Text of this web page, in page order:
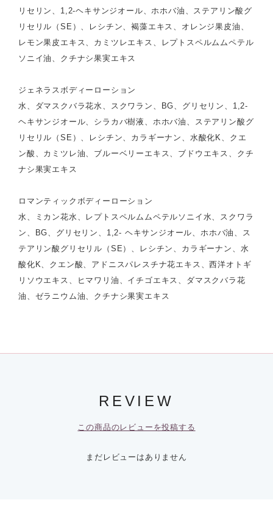
リセリン、1,2-ヘキサンジオール、ホホバ油、ステアリン酸グ
リセリル（SE）、レシチン、褐藻エキス、オレンジ果皮油、
レモン果皮エキス、カミツレエキス、レプトスペルムムペテル
ソニイ油、クチナシ果実エキス
ジェネラスボディーローション
水、ダマスクバラ花水、スクワラン、BG、グリセリン、1,2-
ヘキサンジオール、シラカバ樹液、ホホバ油、ステアリン酸グ
リセリル（SE）、レシチン、カラギーナン、水酸化K、クエ
ン酸、カミツレ油、ブルーベリーエキス、ブドウエキス、クチ
ナシ果実エキス
ロマンティックボディーローション
水、ミカン花水、レプトスペルムムペテルソニイ水、スクワラ
ン、BG、グリセリン、1,2- ヘキサンジオール、ホホバ油、ス
テアリン酸グリセリル（SE）、レシチン、カラギーナン、水
酸化K、クエン酸、アドニスパレスチナ花エキス、西洋オトギ
リソウエキス、ヒマワリ油、イチゴエキス、ダマスクバラ花
油、ゼラニウム油、クチナシ果実エキス
REVIEW
この商品のレビューを投稿する
まだレビューはありません